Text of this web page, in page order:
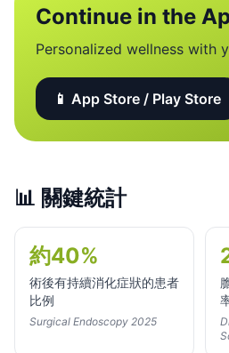
Continue in the
Personalized wellness with
📱 App Store / Play Store
📊 關鍵統計
約40%
術後有持續消化症狀的患者
比例
Surgical Endoscopy 2025